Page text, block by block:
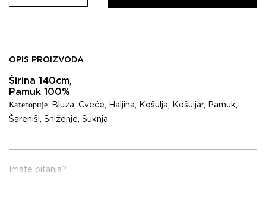
OPIS PROIZVODA
Širina 140cm,
Pamuk 100%
Категорије: Bluza, Cveće, Haljina, Košulja, Košuljar, Pamuk,
Šareniši, Sniženje, Suknja
Imate pitanja?